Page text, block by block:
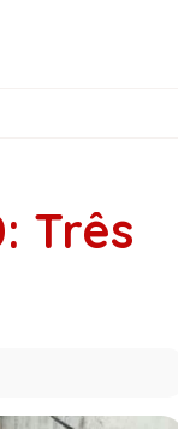
Três